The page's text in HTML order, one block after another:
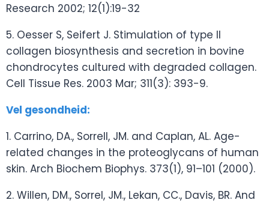
Research 2002; 12(1):19-32
5. Oesser S, Seifert J. Stimulation of type II
collagen biosynthesis and secretion in bovine
chondrocytes cultured with degraded collagen.
Cell Tissue Res. 2003 Mar; 311(3): 393-9.
Vel gesondheid:
1. Carrino, DA., Sorrell, JM. and Caplan, AL. Age-
related changes in the proteoglycans of human
skin. Arch Biochem Biophys. 373(1), 91–101 (2000).
2. Willen, DM., Sorrel, JM., Lekan, CC., Davis, BR. And